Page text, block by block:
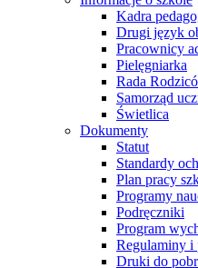
Kadra
Drugi język
Pracownicy
Pielęgniarka
Rada
Samorząd
Świetlica
Dokumenty
Statut
Standardy
Plan pracy
Programy
Podręczniki
Program
Regulaminy i
Druki do